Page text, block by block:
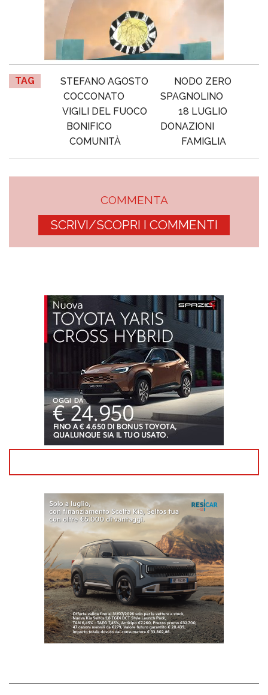
TAG STEFANO AGOSTO
NODO ZERO
COCCONATO
SPAGNOLINO
VIGILI DEL FUOCO
18 LUGLIO
BONIFICO
DONAZIONI
COMUNITÀ
FAMIGLIA
COMMENTA
SCRIVI/SCOPRI I COMMENTI